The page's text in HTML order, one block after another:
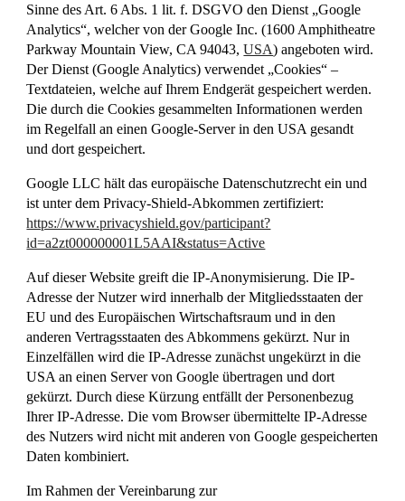
Sinne des Art. 6 Abs. 1 lit. f. DSGVO den Dienst „Google
Analytics“, welcher von der Google Inc. (1600 Amphitheatre
Parkway Mountain View, CA 94043, USA) angeboten wird.
Der Dienst (Google Analytics) verwendet „Cookies“ –
Textdateien, welche auf Ihrem Endgerät gespeichert werden.
Die durch die Cookies gesammelten Informationen werden
im Regelfall an einen Google-Server in den USA gesandt
und dort gespeichert.
Google LLC hält das europäische Datenschutzrecht ein und
ist unter dem Privacy-Shield-Abkommen zertifiziert:
https://www.privacyshield.gov/participant?
id=a2zt000000001L5AAI&status=Active
Auf dieser Website greift die IP-Anonymisierung. Die IP-
Adresse der Nutzer wird innerhalb der Mitgliedsstaaten der
EU und des Europäischen Wirtschaftsraum und in den
anderen Vertragsstaaten des Abkommens gekürzt. Nur in
Einzelfällen wird die IP-Adresse zunächst ungekürzt in die
USA an einen Server von Google übertragen und dort
gekürzt. Durch diese Kürzung entfällt der Personenbezug
Ihrer IP-Adresse. Die vom Browser übermittelte IP-Adresse
des Nutzers wird nicht mit anderen von Google gespeicherten
Daten kombiniert.
Im Rahmen der Vereinbarung zur